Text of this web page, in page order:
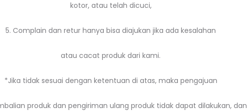
kotor, atau telah dicuci,
5. Complain dan retur hanya bisa diajukan jika ada kesalahan
atau cacat produk dari kami.
*Jika tidak sesuai dengan ketentuan di atas, maka pengajuan
produk dan pengiriman ulang produk tidak dapat dilakukan, dan